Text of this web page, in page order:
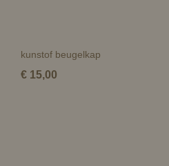
kunstof beugelkap
€ 15,00